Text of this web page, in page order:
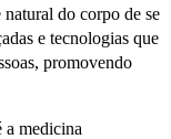
do corpo de se
e tecnologias que
promovendo
a medicina